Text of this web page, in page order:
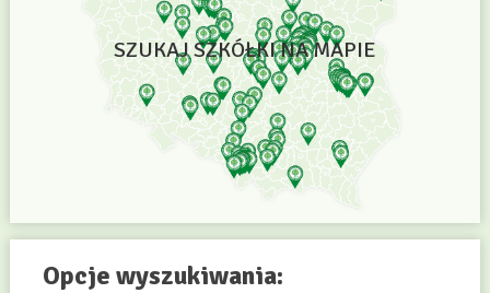
SZUKAJ SZKÓŁKI NA MAPIE
Opcje wyszukiwania: